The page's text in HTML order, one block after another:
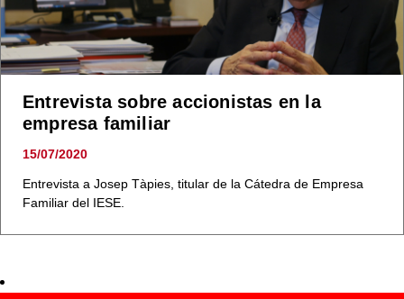
Entrevista sobre accionistas en la
empresa familiar
15/07/2020
Entrevista a Josep Tàpies, titular de la Cátedra de Empresa
Familiar del IESE.